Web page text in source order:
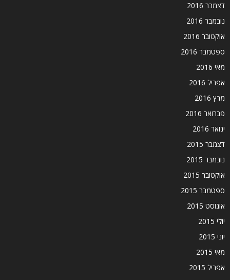
דצמבר 2016
נובמבר 2016
אוקטובר 2016
ספטמבר 2016
מאי 2016
אפריל 2016
מרץ 2016
פברואר 2016
ינואר 2016
דצמבר 2015
נובמבר 2015
אוקטובר 2015
ספטמבר 2015
אוגוסט 2015
יולי 2015
יוני 2015
מאי 2015
אפריל 2015